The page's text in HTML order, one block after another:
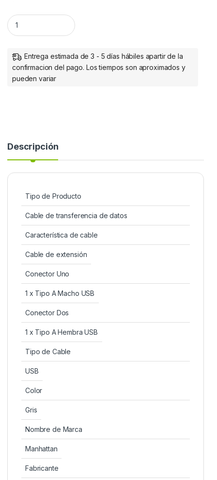
CABLE USB EXTENSION 1.8M, GRIS . . quantity
Entrega estimada de 3 - 5 días hábiles apartir de la
confirmacion del pago. Los tiempos son aproximados y
pueden variar
Descripción
Tipo de Producto
Cable de transferencia de datos
Característica de cable
Cable de extensión
Conector Uno
1 x Tipo A Macho USB
Conector Dos
1 x Tipo A Hembra USB
Tipo de Cable
USB
Color
Gris
Nombre de Marca
Manhattan
Fabricante